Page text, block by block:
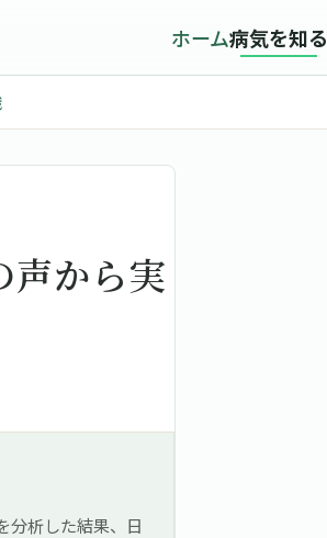
ホーム病気を知る
から実
分析した結果、日